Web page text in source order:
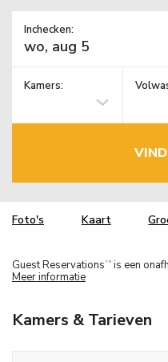
Inchecken:
Kamers:
Foto's Kaart
Guest Reservations TM is een
Meer informatie
Kamers & Tarieven